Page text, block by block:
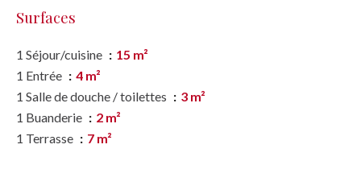
Surfaces
1 Séjour/cuisine
15 m²
1 Entrée
4 m²
1 Salle de douche / toilettes
3 m²
1 Buanderie
2 m²
1 Terrasse
7 m²